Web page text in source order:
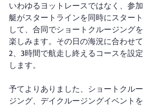
いわゆるヨットレースではなく、参加
艇がスタートラインを同時にスタート
して、合同でショートクルージングを
楽しみます。その日の海況に合わせて
2、3時間で航走し終えるコースを設定
します。
予てよりありました、ショートクルー
ジング、デイクルージングイベントを